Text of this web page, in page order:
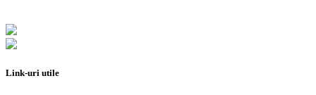
Link-uri utile